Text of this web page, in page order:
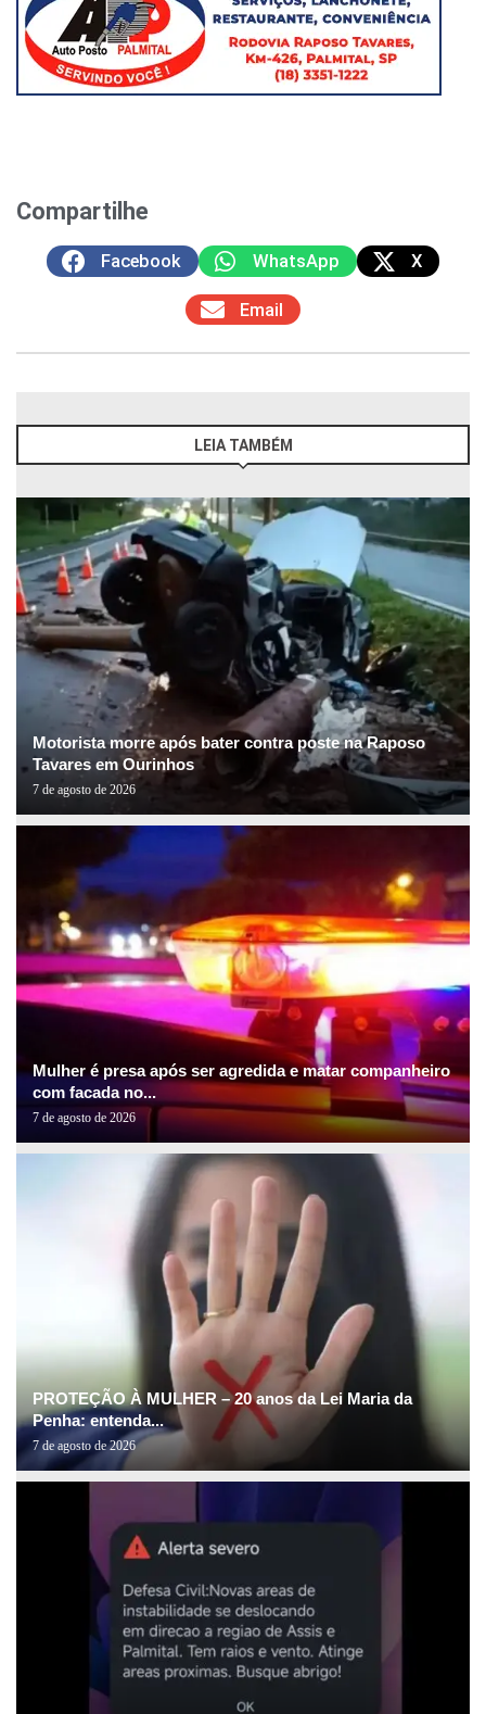
Compartilhe
Facebook WhatsApp X
Email
LEIA TAMBÉM
Motorista morre após bater contra poste na Raposo
Tavares em Ourinhos
7 de agosto de 2026
Mulher é presa após ser agredida e matar companheiro
com facada no...
7 de agosto de 2026
PROTEÇÃO À MULHER – 20 anos da Lei Maria da
Penha: entenda...
7 de agosto de 2026